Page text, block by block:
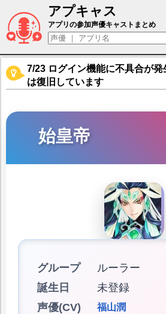
アプキャス
始皇帝（声優：福山潤)
アプリの参加声優キャストまとめ
7/23 ログイン機能に不具合が
は復旧しています
始皇帝
グループ
ルーラー
誕生日
未登録
声優(CV)
福山潤